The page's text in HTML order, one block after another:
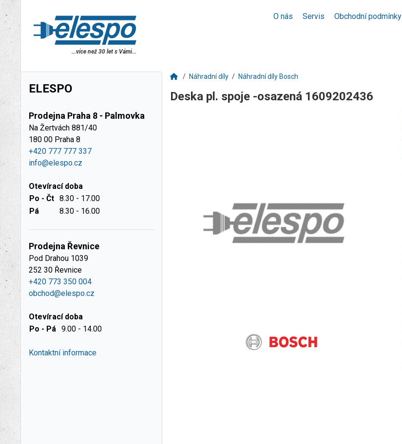
O nás Servis Obchodní podmínky
...více než 30 let s Vámi...
ELESPO
Prodejna Praha 8 - Palmovka
Na Žertvách 881/40
180 00 Praha 8
+420 777 777 337
info@elespo.cz
Otevírací doba
Po - Čt 8.30 - 17.00
Pá
8.30 - 16.00
Prodejna Řevnice
Pod Drahou 1039
252 30 Řevnice
+420 773 350 004
obchod@elespo.cz
Otevírací doba
Po - Pá 9.00 - 14.00
Kontaktní informace
Náhradní díly Náhradní díly Bosch
Deska pl. spoje -osazená 1609202436